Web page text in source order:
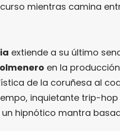
mientras camina
extiende a su último
en la
de la coruñesa al
inquietante trip-
hipnótico mantra